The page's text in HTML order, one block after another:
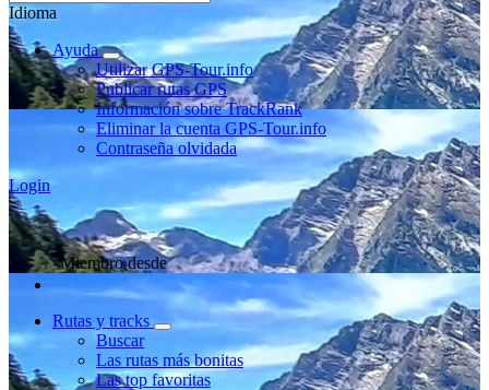
Idioma
Ayuda
Utilizar GPS-Tour.info
Publicar rutas GPS
Información sobre TrackRank
Eliminar la cuenta GPS-Tour.info
Contraseña olvidada
Login
Miembro desde
Rutas y tracks
Buscar
Las rutas más bonitas
Las top favoritas